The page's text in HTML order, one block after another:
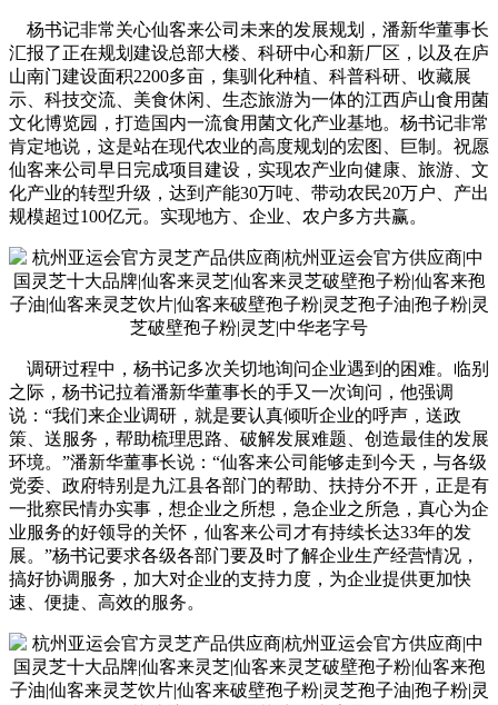
杨书记非常关心仙客来公司未来的发展规划，潘新华董事长
汇报了正在规划建设总部大楼、科研中心和新厂区，以及在庐
山南门建设面积2200多亩，集驯化种植、科普科研、收藏展
示、科技交流、美食休闲、生态旅游为一体的江西庐山食用菌
文化博览园，打造国内一流食用菌文化产业基地。杨书记非常
肯定地说，这是站在现代农业的高度规划的宏图、巨制。祝愿
仙客来公司早日完成项目建设，实现农产业向健康、旅游、文
化产业的转型升级，达到产能30万吨、带动农民20万户、产出
规模超过100亿元。实现地方、企业、农户多方共赢。
调研过程中，杨书记多次关切地询问企业遇到的困难。临别
之际，杨书记拉着潘新华董事长的手又一次询问，他强调
说：“我们来企业调研，就是要认真倾听企业的呼声，送政
策、送服务，帮助梳理思路、破解发展难题、创造最佳的发展
环境。”潘新华董事长说：“仙客来公司能够走到今天，与各级
党委、政府特别是九江县各部门的帮助、扶持分不开，正是有
一批察民情办实事，想企业之所想，急企业之所急，真心为企
业服务的好领导的关怀，仙客来公司才有持续长达33年的发
展。”杨书记要求各级各部门要及时了解企业生产经营情况，
搞好协调服务，加大对企业的支持力度，为企业提供更加快
速、便捷、高效的服务。